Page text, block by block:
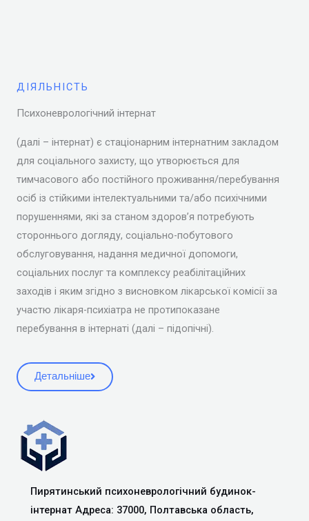
ДІЯЛЬНІСТЬ
Психоневрологічний інтернат
(далі – інтернат) є стаціонарним інтернатним закладом
для соціального захисту, що утворюється для
тимчасового або постійного проживання/перебування
осіб із стійкими інтелектуальними та/або психічними
порушеннями, які за станом здоров’я потребують
стороннього догляду, соціально-побутового
обслуговування, надання медичної допомоги,
соціальних послуг та комплексу реабілітаційних
заходів і яким згідно з висновком лікарської комісії за
участю лікаря-психіатра не протипоказане
перебування в інтернаті (далі – підопічні).
Детальніше
Пирятинський психоневрологічний будинок-
інтернат Адреса: 37000, Полтавська область,